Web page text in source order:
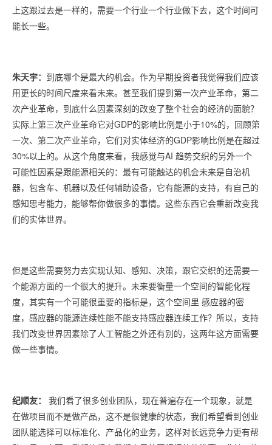
上这跟过去是一样的，需要一个行业一个行业做下去，这个时间可
能长一些。
朱天宇： 到底哪个是最大的机会。作为早期投资者我觉得我们应该
用更长的时间尺度来看未来。甚至我们提到第一次产业革命，第二
次产业革命，到底什么因素深刻的改变了整个社会的经济的面貌？
实际上第三次产业革命它对GDP的影响比例是小于10%的，回顾第
一次、第二次产业革命，它们对实体经济的GDP影响比例是在超过
30%以上的。从这个角度来看，我感觉与AI 趋势交织的另外一个
可能性因素是跟能源相关的：最有可能触达的机会未来是自治机
器，包含车、机器以及任何辅助设备，它有能源的支持，有自己的
感知思考能力，能够帮你做很多的事情。这些东西它会重新改变我
们的实体世界。
但是这些需要努力去实现认知、感知、决策，跟它交织的还需要一
个能源方面的一个很大的提升。未来要衡量一个空间的智能化程
度，其实有一个可能很重要的指标是，这个空间里 感应器的密
度，感应器的能源连续性能不能支持感应器连续工作？所以，支持
我们改变世界因素除了人工智能之外还有别的，这两年这方面需要
做一些事情。
纪顺友：
我们看了很多创业团队，现在普遍存在一个现象，就是
在做项目而不是做产品，这不是很健康的状态，我们希望看到创业
团队能选择可以标准化、产品化的业务，这样对长远竞争力更有帮